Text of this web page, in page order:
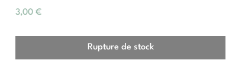
3,00 €Prix
Rupture de stock